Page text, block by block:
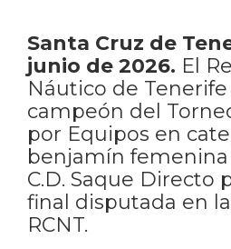
Santa Cruz de
junio de 2026. El
Náutico de
campeón del
por Equipos en
benjamín femenina
C.D. Saque Directo
final disputada en
RCNT.